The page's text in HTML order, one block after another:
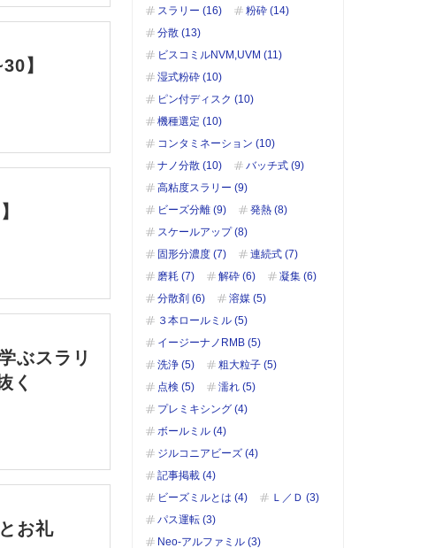
】
ぶスラリ
く
お礼
スラリー (16)
粉砕 (14)
分散 (13)
ビスコミルNVM,UVM (11)
湿式粉砕 (10)
ピン付ディスク (10)
機種選定 (10)
コンタミネーション (10)
ナノ分散 (10)
バッチ式 (9)
高粘度スラリー (9)
ビーズ分離 (9)
発熱 (8)
スケールアップ (8)
固形分濃度 (7)
連続式 (7)
磨耗 (7)
解砕 (6)
凝集 (6)
分散剤 (6)
溶媒 (5)
３本ロールミル (5)
イージーナノRMB (5)
洗浄 (5)
粗大粒子 (5)
点検 (5)
濡れ (5)
プレミキシング (4)
ボールミル (4)
ジルコニアビーズ (4)
記事掲載 (4)
ビーズミルとは (4)
Ｌ／Ｄ (3)
パス運転 (3)
Neo-アルファミル (3)